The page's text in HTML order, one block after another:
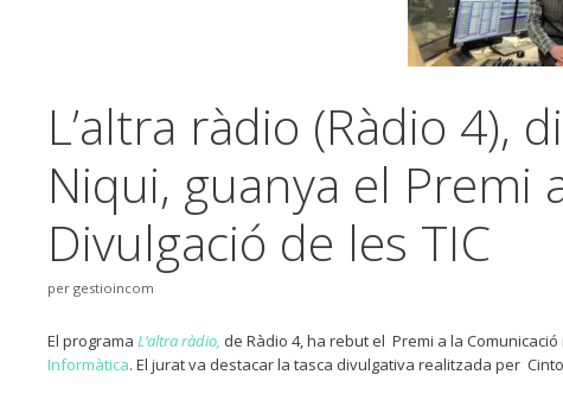
L’altra ràdio (Ràdio 4),
Niqui, guanya el Premi
Divulgació de les TIC
per gestioincom
El programa L’altra ràdio, de Ràdio 4, ha rebut el Premi a la
Informàtica. El jurat va destacar la tasca divulgativa realitzada per